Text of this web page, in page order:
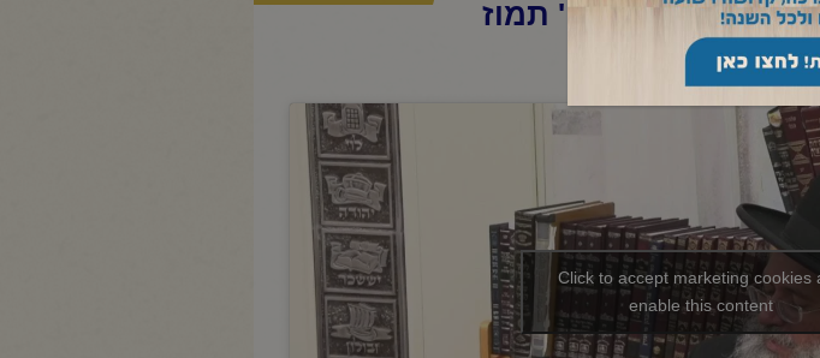
שיעור בקהלת-ח' תמוז
Click to accept marketing cookies
enable this content